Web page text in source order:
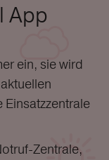
App
ein, sie wird
Einsatzzentrale
Zentrale,